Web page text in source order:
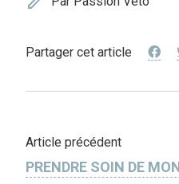
Partager cet article
Article précédent
PRENDRE SOIN DE